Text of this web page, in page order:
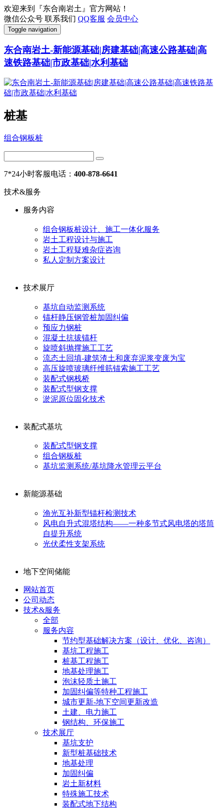
欢迎来到『东合南岩土』官方网站！
微信公众号 联系我们 QQ客服 会员中心
Toggle navigation
东合南岩土-新能源基础|房建基础|高速公路基础|高
速铁路基础|市政基础|水利基础
桩基
组合钢板桩
7*24小时客服电话： 400-878-6641
技术&服务
服务内容
组合钢板桩设计、施工一体化服务
岩土工程设计与施工
岩土工程疑难杂症咨询
私人定制方案设计
技术展厅
基坑自动监测系统
锚杆静压钢管桩加固纠偏
预应力钢桩
混凝土抗拔锚杆
旋喷斜抛撑施工工艺
流态土回填-建筑渣土和废弃泥浆变废为宝
高压旋喷玻璃纤维筋锚索施工工艺
装配式钢栈桥
装配式型钢支撑
淤泥原位固化技术
装配式基坑
装配式型钢支撑
组合钢板桩
基坑监测系统/基坑降水管理云平台
新能源基础
渔光互补新型锚杆检测技术
风电自升式混塔结构——一种多节式风电塔的塔筒
自提升系统
光伏柔性支架系统
地下空间储能
网站首页
公司动态
技术&服务
全部
服务内容
节约型基础解决方案（设计、优化、咨询）
基坑工程施工
桩基工程施工
地基处理施工
泡沫轻质土施工
加固纠偏等特种工程施工
城市更新-地下空间更新改造
土建、电力施工
钢结构、环保施工
技术展厅
基坑支护
新型桩基础技术
地基处理
加固纠偏
岩土新材料
特殊施工技术
装配式地下结构